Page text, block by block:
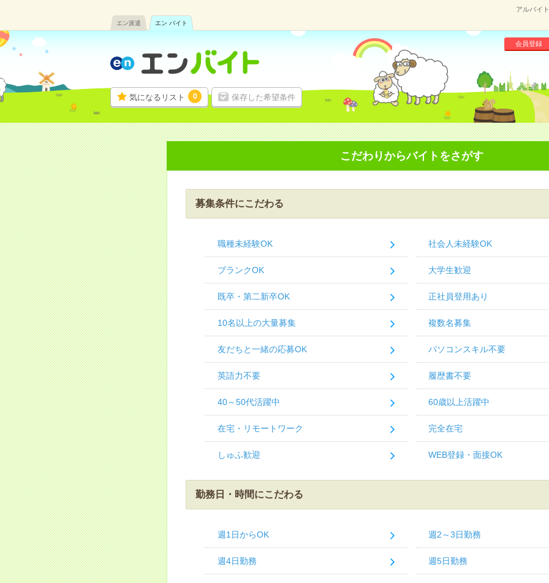
アルバイ
エン派遣 エン バイト
気になるリスト 0 保存した希望条件
会員登録
こだわりからバイトをさがす
募集条件にこだわる
職種未経験OK 社会人未経験OK
ブランクOK 大学生歓迎
既卒・第二新卒OK 正社員登用あり
10名以上の大量募集 複数名募集
友だちと一緒の応募OK パソコンスキル不要
英語力不要 履歴書不要
40～50代活躍中 60歳以上活躍中
在宅・リモートワーク 完全在宅
しゅふ歓迎 WEB登録・面接OK
勤務日・時間にこだわる
週1日からOK 週2～3日勤務
週4日勤務 週5日勤務